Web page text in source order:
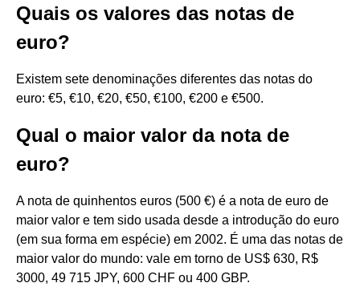
Quais os valores das notas de
euro?
Existem sete denominações diferentes das notas do
euro: €5, €10, €20, €50, €100, €200 e €500.
Qual o maior valor da nota de
euro?
A nota de quinhentos euros (500 €) é a nota de euro de
maior valor e tem sido usada desde a introdução do euro
(em sua forma em espécie) em 2002. É uma das notas de
maior valor do mundo: vale em torno de US$ 630, R$
3000, 49 715 JPY, 600 CHF ou 400 GBP.